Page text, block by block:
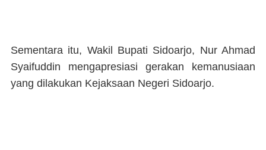
Sementara itu, Wakil Bupati Sidoarjo, Nur Ahmad
Syaifuddin mengapresiasi gerakan kemanusiaan
yang dilakukan Kejaksaan Negeri Sidoarjo.